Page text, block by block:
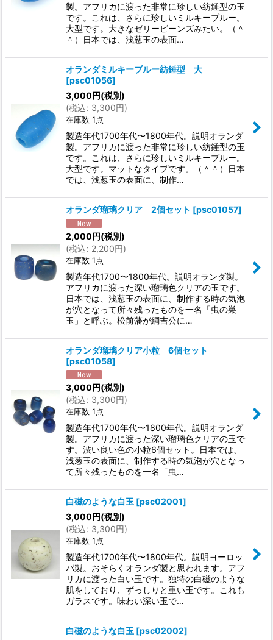
製。アフリカに渡った非常に珍しい紡錘型の玉
です。これは、さらに珍しいミルキーブルー。
大型です。大きなゼリービーンズみたい。（＾
＾）日本では、浅葱玉の表面…
オランダミルキーブルー紡錘型 大
[psc01056]
3,000円(税別)
(税込: 3,300円)
在庫数 1点
製造年代1700年代〜1800年代。説明オランダ
製。アフリカに渡った非常に珍しい紡錘型の玉
です。これは、さらに珍しいミルキーブルー。
大型です。マットなタイプです。（＾＾）日本
では、浅葱玉の表面に、制作…
オランダ瑠璃クリア 2個セット [psc01057]
2,000円(税別)
(税込: 2,200円)
在庫数 1点
製造年代1700〜1800年代。説明オランダ製。
アフリカに渡った深い瑠璃色クリアの玉です。
日本では、浅葱玉の表面に、制作する時の気泡
が穴となって所々残ったものを一名「虫の巣
玉」と呼ぶ。松前藩が綱吉公に…
オランダ瑠璃クリア小粒 6個セット
[psc01058]
3,000円(税別)
(税込: 3,300円)
在庫数 1点
製造年代1700年代〜1800年代。説明オランダ
製。アフリカに渡った深い瑠璃色クリアの玉で
す。渋い良い色の小粒6個セット。日本では、
浅葱玉の表面に、制作する時の気泡が穴となっ
て所々残ったものを一名「虫…
白磁のような白玉 [psc02001]
3,000円(税別)
(税込: 3,300円)
在庫数 1点
製造年代1700年代〜1800年代。説明ヨーロッ
パ製。おそらくオランダ製と思われます。アフ
リカに渡った白い玉です。独特の白磁のような
肌をしており、ずっしりと重い玉です。これも
ガラスです。味わい深い玉で…
白磁のような白玉 [psc02002]